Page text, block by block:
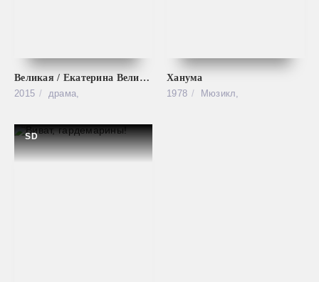
Великая / Екатерина Великая
2015
драма,
Ханума
1978
Мюзикл,
SD